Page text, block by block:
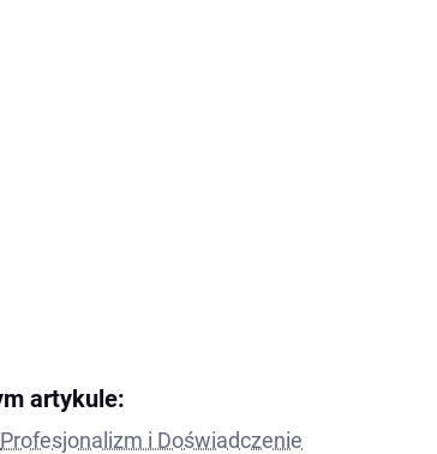
artykule:
Profesjonalizm i Doświadczenie